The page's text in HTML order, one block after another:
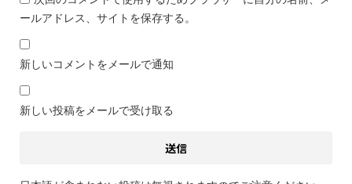
ールアドレス、サイトを保存する。
新しいコメントをメールで通知
新しい投稿をメールで受け取る